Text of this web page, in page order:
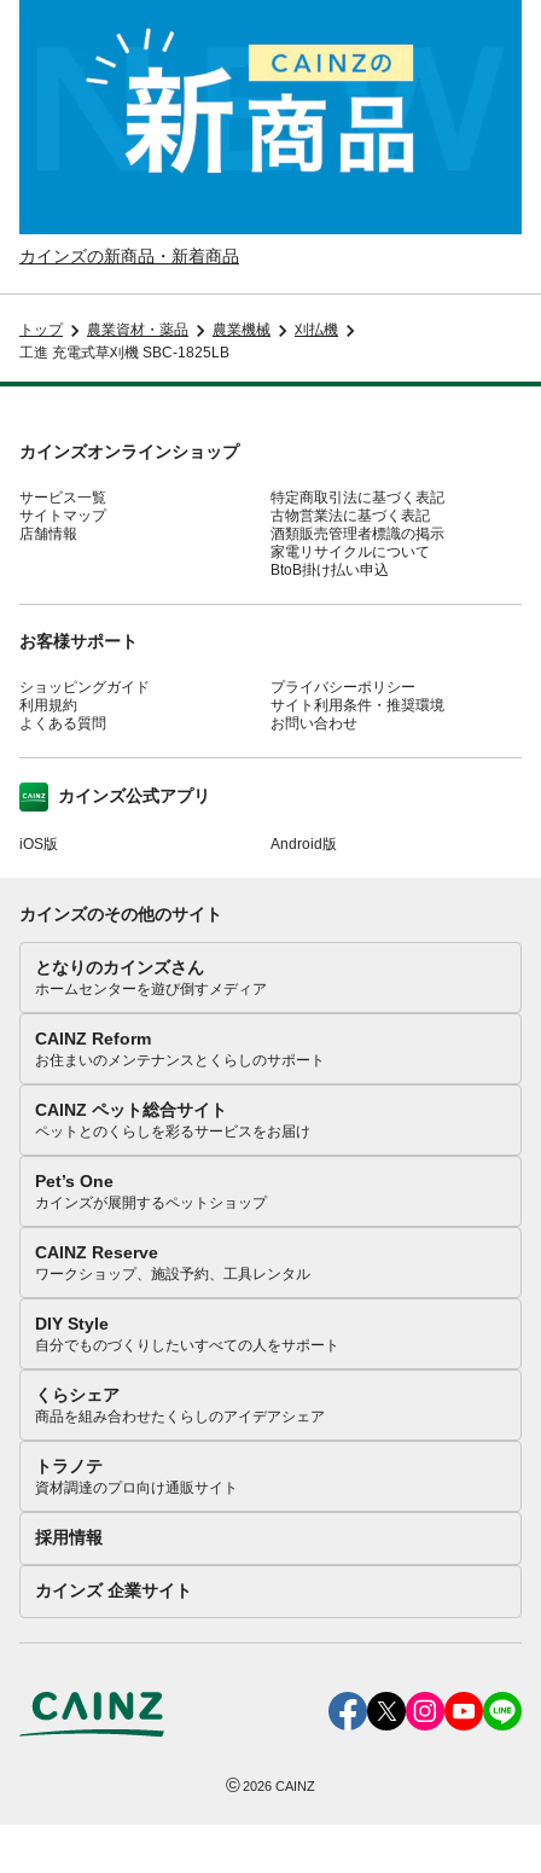
カインズの新商品・新着商品
トップ 農業資材・薬品 農業機械
刈払機
工進 充電式草刈機 SBC-1825LB
カインズオンラインショップ
サービス一覧
サイトマップ
店舗情報
特定商取引法に基づく表記
古物営業法に基づく表記
酒類販売管理者標識の掲示
家電リサイクルについて
BtoB掛け払い申込
お客様サポート
ショッピングガイド
利用規約
よくある質問
プライバシーポリシー
サイト利用条件・推奨環境
お問い合わせ
カインズ公式アプリ
iOS版 Android版
カインズのその他のサイト
となりのカインズさん
ホームセンターを遊び倒すメディア
CAINZ Reform
お住まいのメンテナンスとくらしのサポート
CAINZ ペット総合サイト
ペットとのくらしを彩るサービスをお届け
Pet’s One
カインズが展開するペットショップ
CAINZ Reserve
ワークショップ、施設予約、工具レンタル
DIY Style
自分でものづくりしたいすべての人をサポート
くらシェア
商品を組み合わせたくらしのアイデアシェア
トラノテ
資材調達のプロ向け通販サイト
採用情報
カインズ 企業サイト
©2026 CAINZ